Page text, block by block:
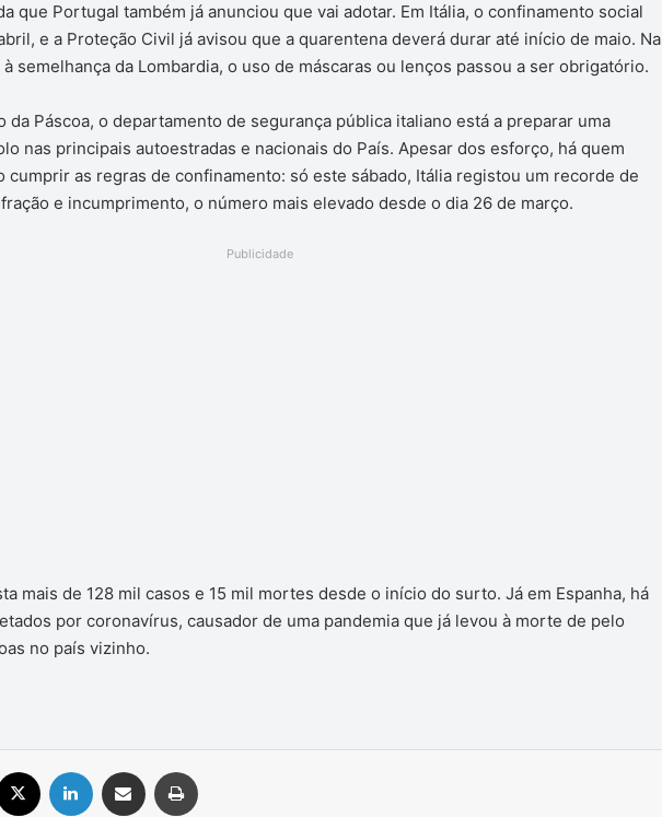
que Portugal também já anunciou que vai adotar. Em Itália, o confinamento social
e a Proteção Civil já avisou que a quarentena deverá durar até início de maio. Na
semelhança da Lombardia, o uso de máscaras ou lenços passou a ser obrigatório.
da Páscoa, o departamento de segurança pública italiano está a preparar uma
nas principais autoestradas e nacionais do País. Apesar dos esforço, há quem
cumprir as regras de confinamento: só este sábado, Itália registou um recorde de
e incumprimento, o número mais elevado desde o dia 26 de março.
Publicidade
mais de 128 mil casos e 15 mil mortes desde o início do surto. Já em Espanha, há
por coronavírus, causador de uma pandemia que já levou à morte de pelo
no país vizinho.
Linkedin Compartilhar via e-mail